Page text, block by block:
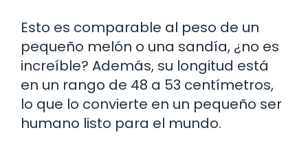
Esto es comparable al peso de un
pequeño melón o una sandía, ¿no es
increíble? Además, su longitud está
en un rango de 48 a 53 centímetros,
lo que lo convierte en un pequeño ser
humano listo para el mundo.